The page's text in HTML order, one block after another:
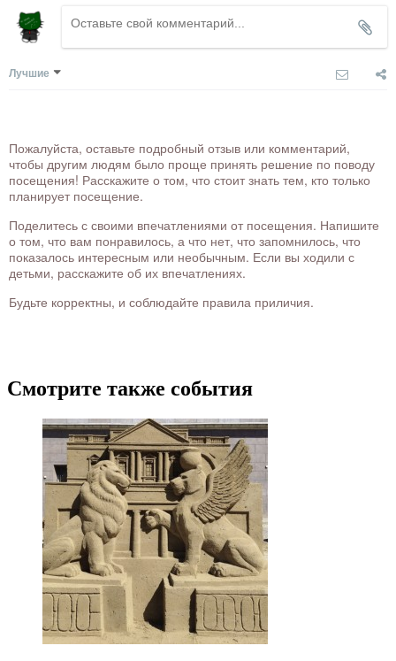
Лучшие
Пожалуйста, оставьте подробный отзыв или комментарий,
чтобы другим людям было проще принять решение по поводу
посещения! Расскажите о том, что стоит знать тем, кто только
планирует посещение.
Поделитесь с своими впечатлениями от посещения. Напишите
о том, что вам понравилось, а что нет, что запомнилось, что
показалось интересным или необычным. Если вы ходили с
детьми, расскажите об их впечатлениях.
Будьте корректны, и соблюдайте правила приличия.
Смотрите также события